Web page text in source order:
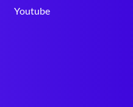
Youtube